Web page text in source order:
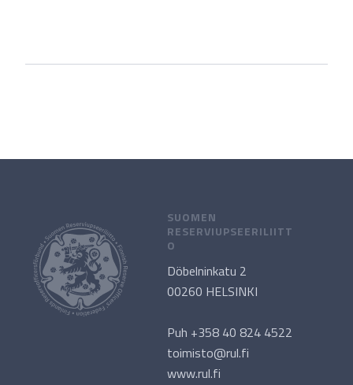
SUOMEN
RESERVIUPSEERILIITT
O
Döbelninkatu 2
00260 HELSINKI
Puh +358 40 824 4522
toimisto@rul.fi
www.rul.fi